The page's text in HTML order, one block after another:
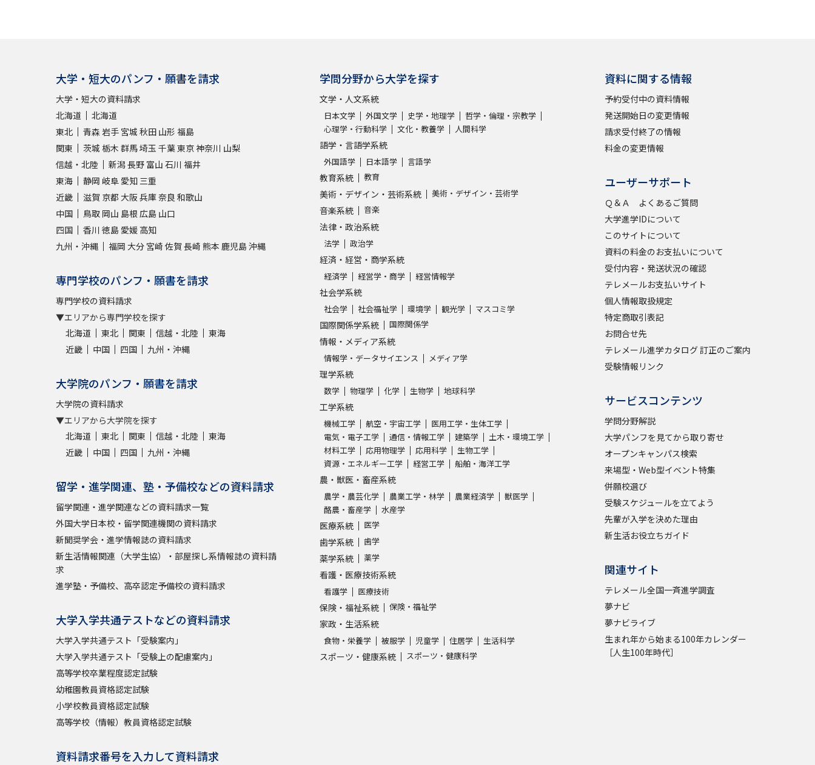
資料検索
志望校・出願校を調べる
併願校選び
先輩が入学を決めた理由
テレメール全国一斉進学調査
新生活お役立ちガイド
学問検索
大学で学びたい学問発見
学問のミニ講義「夢ナビ講義」 学問の教科書
Ｑ＆Ａ よくあるご質問 大学進学IDについて
このサイトについて
資料の料金のお支払いについて 受付内容・発送状況の確認 テレメールお支払いサイト
個人情報取扱規定
特定商取引表記
受験情報リンク
大学・短大のパンフ・願書を請求
大学・短大の資料請求
北海道
北海道
東北
青森 岩手 宮城 秋田 山形 福島
関東
茨城 栃木 群馬埼玉 千葉東京神奈川 山梨
信越・北陸
新潟長野 富山 石川 福井
東海
静岡 岐阜 愛知 三重
近畿
滋賀 京都 大阪兵庫奈良 和歌山
中国
鳥取 岡山 島根 広島 山口
四国
香川 徳島 愛媛 高知
九州・沖縄
福岡 大分 宮崎 佐賀 長崎 熊本 鹿児島沖縄
専門学校のパンフ・願書を請求
専門学校の資料請求
▼エリアから専門学校を探す
北海道
東北 関東 信越・北陸
東海
近畿
中国 四国 九州・沖縄
大学院のパンフ・願書を請求
大学院の資料請求
▼エリアから大学院を探す
北海道
東北 関東 信越・北陸
東海
近畿
中国 四国 九州・沖縄
留学・進学関連、塾・予備校などの資料請求
留学関連・進学関連などの資料請求一覧
外国大学日本校・留学関連機関の資料請求
新聞奨学会・進学情報誌の資料請求
新生活情報関連（大学生協）・部屋探し系情報誌の資料請
求
進学塾・予備校、高卒認定予備校の資料請求
大学入学共通テストなどの資料請求
大学入学共通テスト「受験案内」
大学入学共通テスト「受験上の配慮案内」
高等学校卒業程度認定試験
幼稚園教員資格認定試験
小学校教員資格認定試験
高等学校（情報）教員資格認定試験
資料請求番号を入力して資料請求
学問分野から大学を探す
文学・人文系統
日本文学 外国文学 史学・地理学
哲学・倫理・宗教学
心理学・行動科学
文化・教養学 人間科学
語学・言語学系統
外国語学 日本語学 言語学
教育系統 教育
美術・デザイン・芸術系統 美術・デザイン・芸術学
音楽系統 音楽
法律・政治系統
法学 政治学
経済・経営・商学系統
経済学 経営学・商学 経営情報学
社会学系統
社会学 社会福祉学 環境学 観光学 マスコミ学
国際関係学系統 国際関係学
情報・メディア系統
情報学・データサイエンス メディア学
理学系統
数学 物理学 化学 生物学 地球科学
工学系統
機械工学 航空・宇宙工学
医用工学・生体工学
電気・電子工学
通信・情報工学 建築学
土木・環境工学
材料工学
応用物理学 応用科学
生物工学
資源・エネルギー工学
経営工学 船舶・海洋工学
農・獣医・畜産系統
農学・農芸化学 農業工学・林学 農業経済学
獣医学
酪農・畜産学
水産学
医療系統 医学
歯学系統 歯学
薬学系統 薬学
看護・医療技術系統
看護学 医療技術
保険・福祉系統 保険・福祉学
家政・生活系統
食物・栄養学 被服学 児童学 住居学 生活科学
スポーツ・健康系統 スポーツ・健康科学
資料に関する情報
予約受付中の資料情報
発送開始日の変更情報
請求受付終了の情報
料金の変更情報
ユーザーサポート
Ｑ＆Ａ よくあるご質問
大学進学IDについて
このサイトについて
資料の料金のお支払いについて
受付内容・発送状況の確認
テレメールお支払いサイト
個人情報取扱規定
特定商取引表記
お問合せ先
テレメール進学カタログ 訂正のご案内
受験情報リンク
サービスコンテンツ
学問分野解説
大学パンフを見てから取り寄せ
オープンキャンパス検索
来場型・Web型イベント特集
併願校選び
受験スケジュールを立てよう
先輩が入学を決めた理由
新生活お役立ちガイド
関連サイト
テレメール全国一斉進学調査
夢ナビ
夢ナビライブ
生まれ年から始まる100年カレンダー
［人生100年時代］